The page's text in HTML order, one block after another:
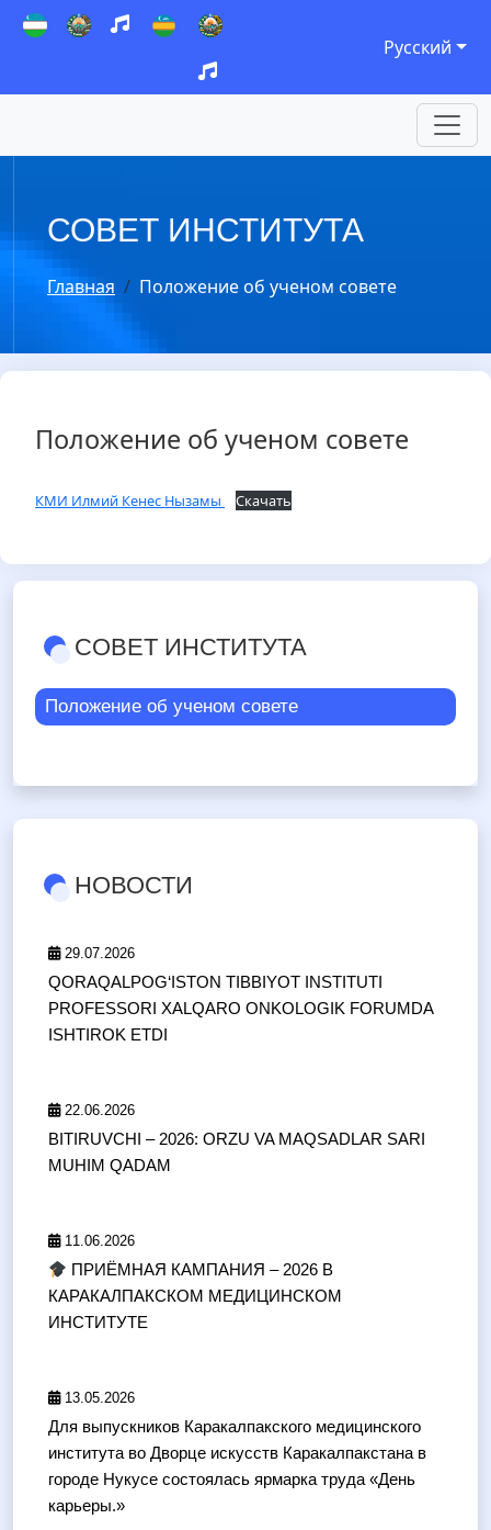
Русский
СОВЕТ ИНСТИТУТА
Главная Положение об ученом совете
Положение об ученом совете
КМИ Илмий Кенес Нызамы Скачать
СОВЕТ ИНСТИТУТА
Положение об ученом совете
НОВОСТИ
29.07.2026
QORAQALPOG‘ISTON TIBBIYOT INSTITUTI
PROFESSORI XALQARO ONKOLOGIK FORUMDA
ISHTIROK ETDI
22.06.2026
BITIRUVCHI – 2026: ORZU VA MAQSADLAR SARI
MUHIM QADAM
11.06.2026
ПРИЁМНАЯ КАМПАНИЯ – 2026 В
КАРАКАЛПАКСКОМ МЕДИЦИНСКОМ
ИНСТИТУТЕ
13.05.2026
Для выпускников Каракалпакского медицинского
института во Дворце искусств Каракалпакстана в
городе Нукусе состоялась ярмарка труда «День
карьеры.»